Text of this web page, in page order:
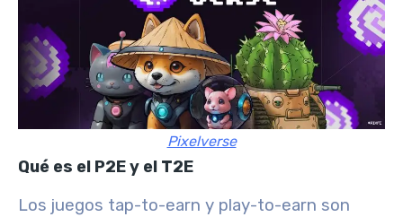
Pixelverse
Qué es el P2E y el T2E
Los juegos tap-to-earn y play-to-earn son